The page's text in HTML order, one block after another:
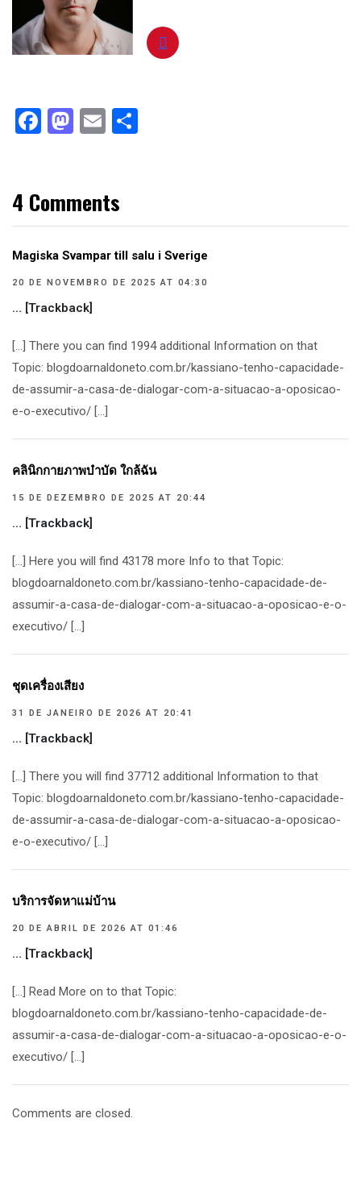
Facebook
Mastodon
Email
4 Comments
Magiska Svampar till salu i Sverige
20 DE NOVEMBRO DE 2025 AT 04:30
… [Trackback]
[…] There you can find 1994 additional Information on that
Topic: blogdoarnaldoneto.com.br/kassiano-tenho-capacidade-
de-assumir-a-casa-de-dialogar-com-a-situacao-a-oposicao-
e-o-executivo/ […]
คลินิกกายภาพบำบัด ใกล้ฉัน
15 DE DEZEMBRO DE 2025 AT 20:44
… [Trackback]
[…] Here you will find 43178 more Info to that Topic:
blogdoarnaldoneto.com.br/kassiano-tenho-capacidade-de-
assumir-a-casa-de-dialogar-com-a-situacao-a-oposicao-e-o-
executivo/ […]
ชุดเครื่องเสียง
31 DE JANEIRO DE 2026 AT 20:41
… [Trackback]
[…] There you will find 37712 additional Information to that
Topic: blogdoarnaldoneto.com.br/kassiano-tenho-capacidade-
de-assumir-a-casa-de-dialogar-com-a-situacao-a-oposicao-
e-o-executivo/ […]
บริการจัดหาแม่บ้าน
20 DE ABRIL DE 2026 AT 01:46
… [Trackback]
[…] Read More on to that Topic:
blogdoarnaldoneto.com.br/kassiano-tenho-capacidade-de-
assumir-a-casa-de-dialogar-com-a-situacao-a-oposicao-e-o-
executivo/ […]
Comments are closed.